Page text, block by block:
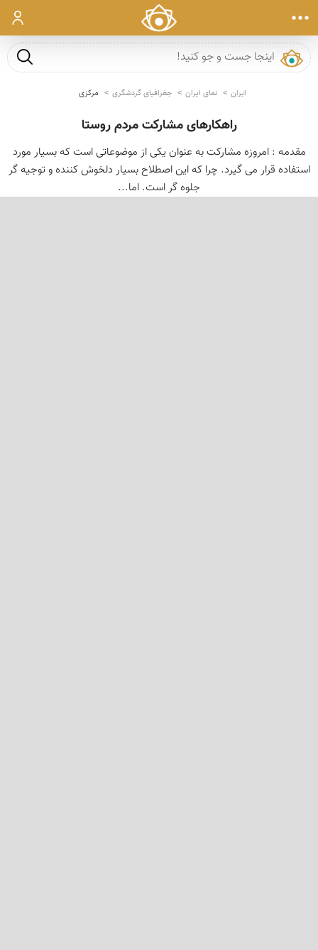
ورود
جست و
ایران نمای ایران جغرافیای گردشگری مرکزی
راهکارهای مشارکت مردم روستا
مقدمه : امروزه مشارکت به عنوان یکی از موضوعاتی است که بسیار مورد
استفاده قرار می گیرد. چرا که این اصطلاح بسیار دلخوش کننده و توجیه گر
جلوه گر است. اما...